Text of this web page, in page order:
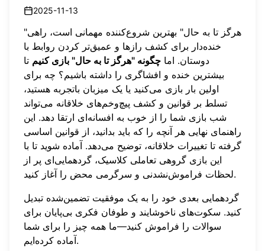
2025-11-13
"هرگز تا به حال" بهترین شروع‌کننده مهمانی است، راهی
خنده‌دار برای کشف رازها و عمیق‌تر کردن روابط با
دوستان. اما چگونه "هرگز تا به حال" بازی کنیم تا
بیشترین خنده و افشاگری را داشته باشیم؟ چه برای
اولین بار بازی می‌کنید یا یک میزبان باتجربه هستید،
تسلط بر قوانین و کشف پیچ‌وخم‌های خلاقانه می‌تواند
شب بازی شما را از خوب به افسانه‌ای ارتقا دهد. این
راهنمای نهایی هر آنچه را که باید بدانید، از قوانین اساسی
گرفته تا تغییرات خلاقانه، توضیح می‌دهد. آماده شوید تا با
این بازی گروهی تعاملی کلاسیک، گردهمایی‌ای پر از
لحظات فراموش‌نشدنی و سرگرمی محض را آغاز کنید.
گردهمایی بعدی خود را به یک موفقیت تضمین‌شده تبدیل
کنید. سکوت‌های ناخوشایند و طوفان فکری بی‌پایان برای
سوالات را فراموش کنید—ما همه چیز را برای شما
آماده کرده‌ایم.